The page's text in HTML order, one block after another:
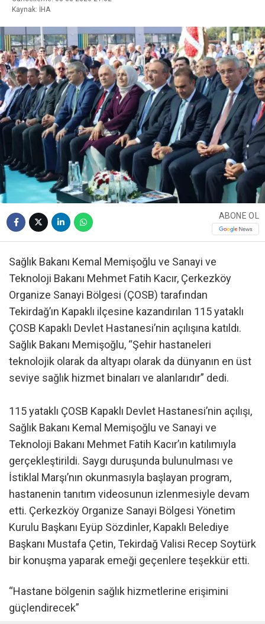
Kaynak: İHA
ABONE OL
Sağlık Bakanı Kemal Memişoğlu ve Sanayi ve
Teknoloji Bakanı Mehmet Fatih Kacır, Çerkezköy
Organize Sanayi Bölgesi (ÇOSB) tarafından
Tekirdağ’ın Kapaklı ilçesine kazandırılan 115 yataklı
ÇOSB Kapaklı Devlet Hastanesi’nin açılışına katıldı.
Sağlık Bakanı Memişoğlu, “Şehir hastaneleri
teknolojik olarak da altyapı olarak da dünyanın en üst
seviye sağlık hizmet binaları ve alanlarıdır” dedi.
115 yataklı ÇOSB Kapaklı Devlet Hastanesi’nin açılışı,
Sağlık Bakanı Kemal Memişoğlu ve Sanayi ve
Teknoloji Bakanı Mehmet Fatih Kacır’ın katılımıyla
gerçekleştirildi. Saygı duruşunda bulunulması ve
İstiklal Marşı’nın okunmasıyla başlayan program,
hastanenin tanıtım videosunun izlenmesiyle devam
etti. Çerkezköy Organize Sanayi Bölgesi Yönetim
Kurulu Başkanı Eyüp Sözdinler, Kapaklı Belediye
Başkanı Mustafa Çetin, Tekirdağ Valisi Recep Soytürk
bir konuşma yaparak emeği geçenlere teşekkür etti.
“Hastane bölgenin sağlık hizmetlerine erişimini
güçlendirecek”